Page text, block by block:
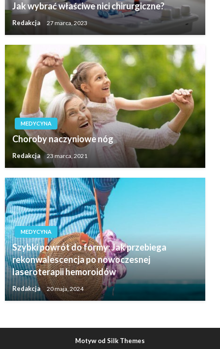
Jak wybrać właściwe nici chirurgiczne?
Redakcja 27 marca, 2023
MEDYCYNA
Choroby naczyniowe nóg
Redakcja 23 marca, 2021
MEDYCYNA
Szybki powrót do formy: Jak przebiega
rekonwalescencja po nowoczesnej
laseroterapii hemoroidów
Redakcja 20 maja, 2024
Motyw od Silk Themes